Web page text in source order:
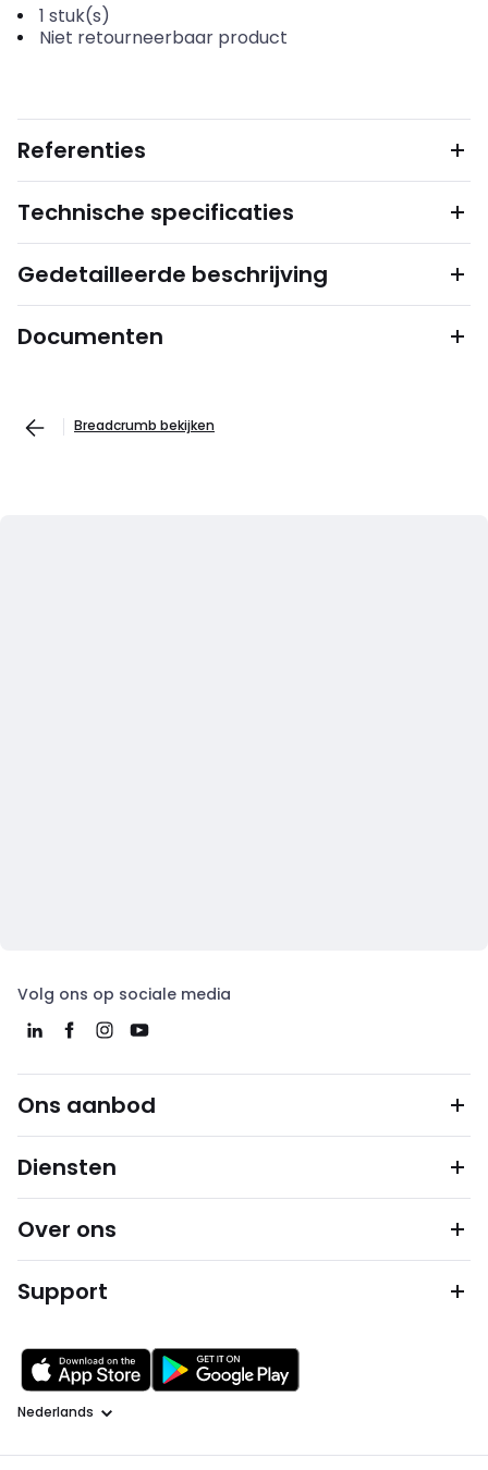
1 stuk(s)
Niet retourneerbaar product
Referenties
Technische specificaties
Gedetailleerde beschrijving
Documenten
Breadcrumb bekijken
Volg ons op sociale media
Ons aanbod
Diensten
Over ons
Support
Taal